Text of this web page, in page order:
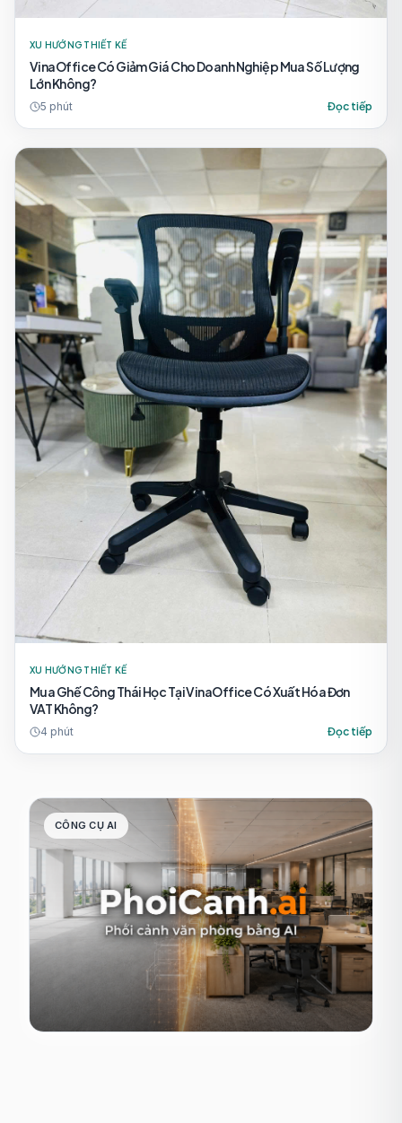
XU HƯỚNG THIẾT KẾ
VinaOffice Có Giảm Giá Cho Doanh Nghiệp Mua Số Lượng
Lớn Không?
5 phút Đọc tiếp
XU HƯỚNG THIẾT KẾ
Mua Ghế Công Thái Học Tại VinaOffice Có Xuất Hóa Đơn
VAT Không?
4 phút Đọc tiếp
CÔNG CỤ AI